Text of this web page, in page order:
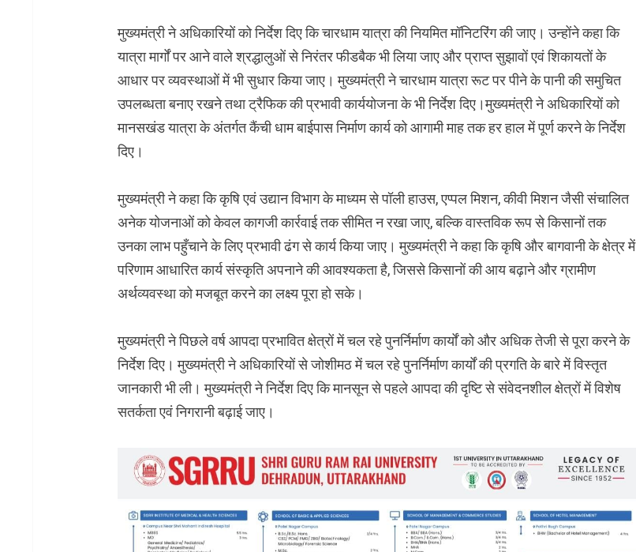
मुख्यमंत्री ने अधिकारियों को निर्देश दिए कि चारधाम यात्रा की नियमित मॉनिटरिंग की जाए। उन्होंने कहा कि
यात्रा मार्गों पर आने वाले श्रद्धालुओं से निरंतर फीडबैक भी लिया जाए और प्राप्त सुझावों एवं शिकायतों के
आधार पर व्यवस्थाओं में भी सुधार किया जाए। मुख्यमंत्री ने चारधाम यात्रा रूट पर पीने के पानी की समुचित
उपलब्धता बनाए रखने तथा ट्रैफिक की प्रभावी कार्ययोजना के भी निर्देश दिए।मुख्यमंत्री ने अधिकारियों को
मानसखंड यात्रा के अंतर्गत कैंची धाम बाईपास निर्माण कार्य को आगामी माह तक हर हाल में पूर्ण करने के निर्देश
दिए।
मुख्यमंत्री ने कहा कि कृषि एवं उद्यान विभाग के माध्यम से पॉली हाउस, एप्पल मिशन, कीवी मिशन जैसी संचालित
अनेक योजनाओं को केवल कागजी कार्रवाई तक सीमित न रखा जाए, बल्कि वास्तविक रूप से किसानों तक
उनका लाभ पहुँचाने के लिए प्रभावी ढंग से कार्य किया जाए। मुख्यमंत्री ने कहा कि कृषि और बागवानी के क्षेत्र में
परिणाम आधारित कार्य संस्कृति अपनाने की आवश्यकता है, जिससे किसानों की आय बढ़ाने और ग्रामीण
अर्थव्यवस्था को मजबूत करने का लक्ष्य पूरा हो सके।
मुख्यमंत्री ने पिछले वर्ष आपदा प्रभावित क्षेत्रों में चल रहे पुनर्निर्माण कार्यों को और अधिक तेजी से पूरा करने के
निर्देश दिए। मुख्यमंत्री ने अधिकारियों से जोशीमठ में चल रहे पुनर्निर्माण कार्यों की प्रगति के बारे में विस्तृत
जानकारी भी ली। मुख्यमंत्री ने निर्देश दिए कि मानसून से पहले आपदा की दृष्टि से संवेदनशील क्षेत्रों में विशेष
सतर्कता एवं निगरानी बढ़ाई जाए।